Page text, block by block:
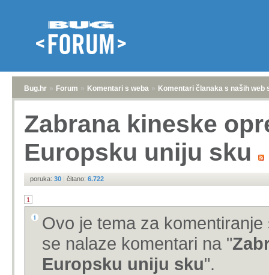
Bug.hr » Forum » Komentari s weba » Komentari članaka s naših web
Zabrana kineske
Europsku uniju sku
poruka: 30 | čitano: 6.722
1
Ovo je tema za
se nalaze komentari na "
Europsku uniju sku".